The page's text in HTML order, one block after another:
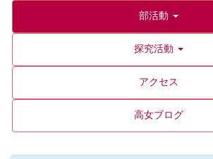
部活動
探究活動
アクセス
高女ブログ